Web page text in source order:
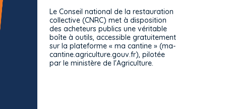
Le Conseil national de la restauration
collective (CNRC) met à disposition
des acheteurs publics une véritable
boîte à outils, accessible gratuitement
sur la plateforme « ma cantine » (ma-
cantine.agriculture.gouv.fr), pilotée
par le ministère de l'Agriculture.